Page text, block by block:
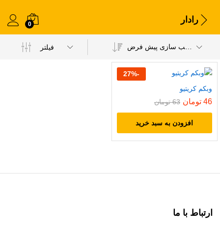
رادار 0
فیلتر
-
27%
وبکم کریتیو
46 تومان 63 تومان
افزودن به سبد خرید
ارتباط با ما